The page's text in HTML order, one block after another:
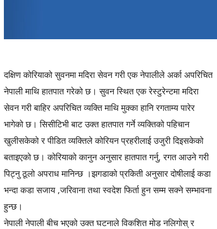
दक्षिण कोरियाको सुवनमा मदिरा सेवन गरी एक नेपालीले अर्का अपरिचित
नेपाली माथि हातपात गरेको छ। सुवन स्थित एक रेस्टुरेन्टमा मदिरा
सेवन गरी बाहिर अपरिचित व्यक्ति माथि मुक्का हानि रगताम्य पारेर
भागेकाे छ। सिसीटिभी बाट उक्त हातपात गर्ने व्यक्तिको पहिचान
खुलीसकेको र पीडित व्यक्तिले कोरियन प्रहरीलाई उजुरी दिइसकेको
बताइएको छ। कोरियाको कानुन अनुसार हातपात गर्नु, रगत आउने गरी
पिट्नु ठूलो अपराध मानिन्छ ।झगडाको प्रकिती अनुसार दोषीलाई कडा
भन्दा कडा सजाय ,जरिवाना तथा स्वदेश फिर्ता हुन सम्म सक्ने सम्भावना
हुन्छ।
नेपाली नेपाली बीच भएको उक्त घटनाले विकशित मोड नलिगोस् र